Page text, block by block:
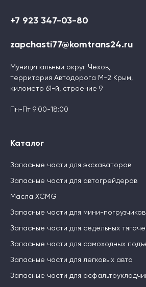
+7 923 347-03-80
zapchasti77@komtrans24.ru
Муниципальный округ Чехов,
территория Автодорога М-2 Крым,
километр 61-й, строение 9
Пн-Пт 9:00-18:00
Каталог
Запасные части для экскаваторов
Запасные части для автогрейдеров
Масла XCMG
Запасные части для мини-погрузчиков
Запасные части для седельных
Запасные части для самоходных
Запасные части для легковых авто
Запасные части для